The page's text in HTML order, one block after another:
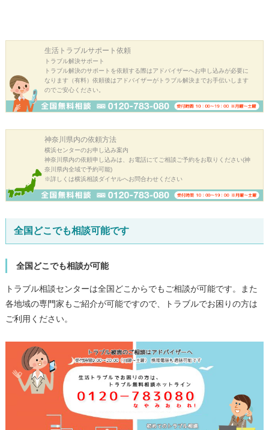
生活トラブルサポート依頼
トラブル解決サポート
トラブル解決のサポートを依頼する際はアドバイザーへお申し込みが必要に
なります（有料）依頼後はアドバイザーがトラブル解決までお手伝いします
のでご安心ください。
神奈川県内の依頼方法
横浜センターのお申し込み案内
神奈川県内の依頼申し込みは、お電話にてご相談ご予約をお取りください(神
奈川県内全域で予約可能)
※詳しくは横浜相談ダイヤルへお問合わせください
全国どこでも相談可能です
全国どこでも相談が可能
トラブル相談センターは全国どこからでもご相談が可能です。また
各地域の専門家もご紹介が可能ですので、トラブルでお困りの方は
ご利用ください。